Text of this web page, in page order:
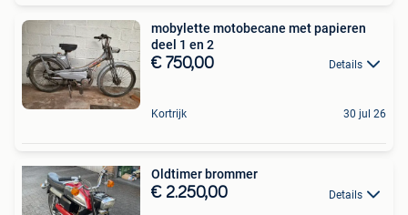
mobylette motobecane met papieren
deel 1 en 2
€ 750,00 Details
Kortrijk 30 jul 26
Oldtimer brommer
€ 2.250,00 Details